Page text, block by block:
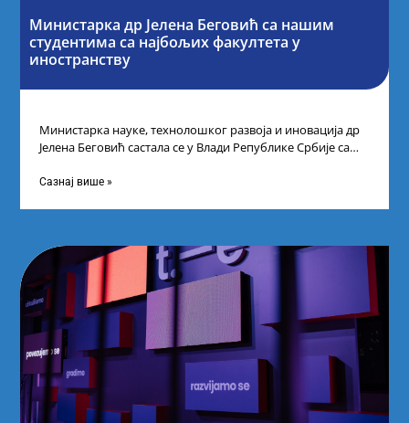
Министарка др Јелена Беговић са нашим
студентима са најбољих факултета у
иностранству
Министарка науке, технолошког развоја и иновација др
Јелена Беговић састала се у Влади Републике Србије са
Сазнај више »